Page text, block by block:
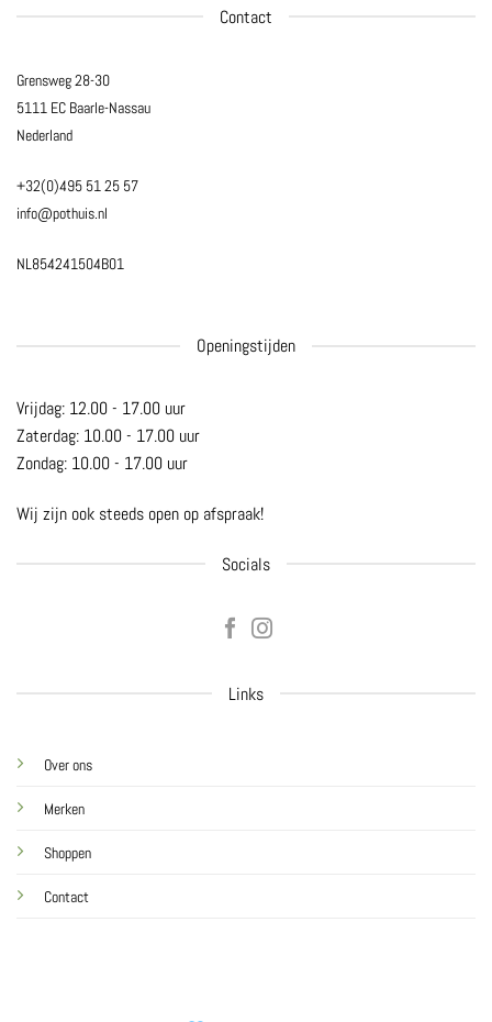
Contact
Grensweg 28-30
5111 EC Baarle-Nassau
Nederland
+32(0)495 51 25 57
info@pothuis.nl
NL854241504B01
Links
Over ons
Merken
Shoppen
Contact
Openingstijden
Vrijdag: 12.00 - 17.00 uur
Zaterdag: 10.00 - 17.00 uur
Zondag: 10.00 - 17.00 uur
Wij zijn ook steeds open op afspraak!
Socials